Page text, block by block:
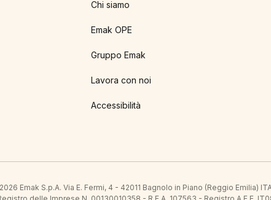
Chi siamo
Emak OPE
Gruppo Emak
Lavora con noi
Accessibilità
Emak S.p.A. Via E. Fermi, 4 - 42011 Bagnolo in Piano (Reggio Emilia)